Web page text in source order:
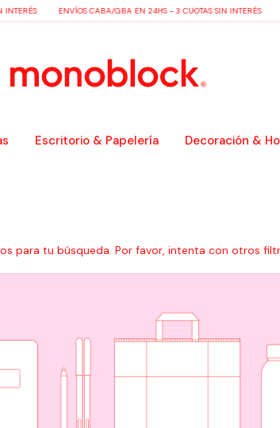
ENVÍOS CABA/GBA EN 24HS - 3 CUOTAS SIN INTERÉS
Escritorio & Papelería Decoración &
para tu búsqueda. Por favor, intenta con otros